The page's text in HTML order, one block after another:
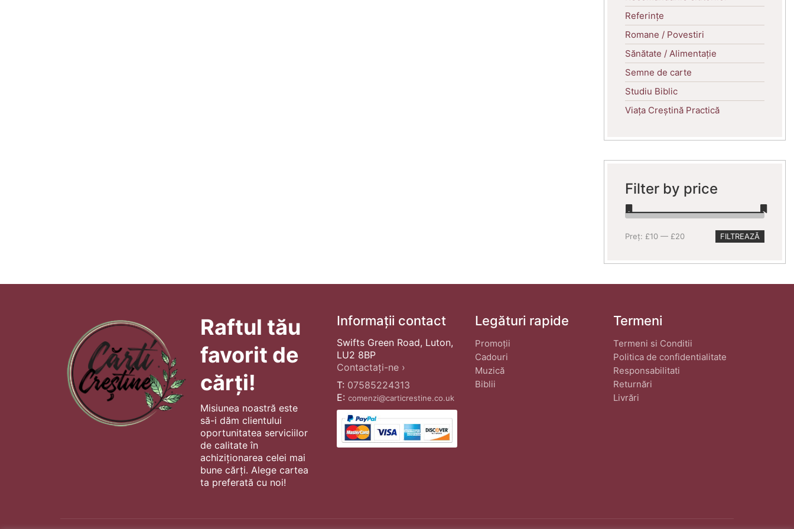
Referințe
Romane / Povestiri
Sănătate / Alimentație
Semne de carte
Studiu Biblic
Viața Creștină Practică
Filter by price
Preț
Preț
FILTREAZĂ
Preț: £10 — £20
Raftul tău
favorit de
cărți!
Misiunea noastră este
să-i dăm clientului
oportunitatea serviciilor
de calitate în
achiziționarea celei mai
bune cărți. Alege cartea
ta preferată cu noi!
Informații contact
Swifts Green Road, Luton,
LU2 8BP
Contactați-ne ›
T: 07585224313
E: comenzi@carticrestine.co.uk
Legături rapide
Promoții
Cadouri
Muzică
Biblii
Termeni
Termeni si Conditii
Politica de confidentialitate
Responsabilitati
Returnări
Livrări